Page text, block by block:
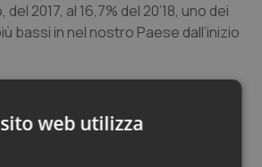
& Testa Collo
2017, al 16,7% del 20’18, uno dei
bassi in nel nostro Paese dall’inizio
dell'Ue è aumentato nel
web utilizza